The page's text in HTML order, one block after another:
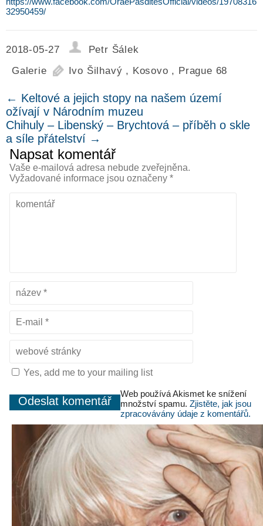
32950459/
2018-05-27
Petr Šálek
Galerie
Ivo Šilhavý , Kosovo , Prague 68
← Keltové a jejich stopy na našem území
ožívají v Národním muzeu
Chihuly – Libenský – Brychtová – příběh o skle
a síle přátelství →
Napsat komentář
Vaše e-mailová adresa nebude zveřejněna.
Vyžadované informace jsou označeny *
Yes, add me to your mailing list
Web používá Akismet ke snížení
množství spamu. Zjistěte, jak jsou
zpracovávány údaje z komentářů.